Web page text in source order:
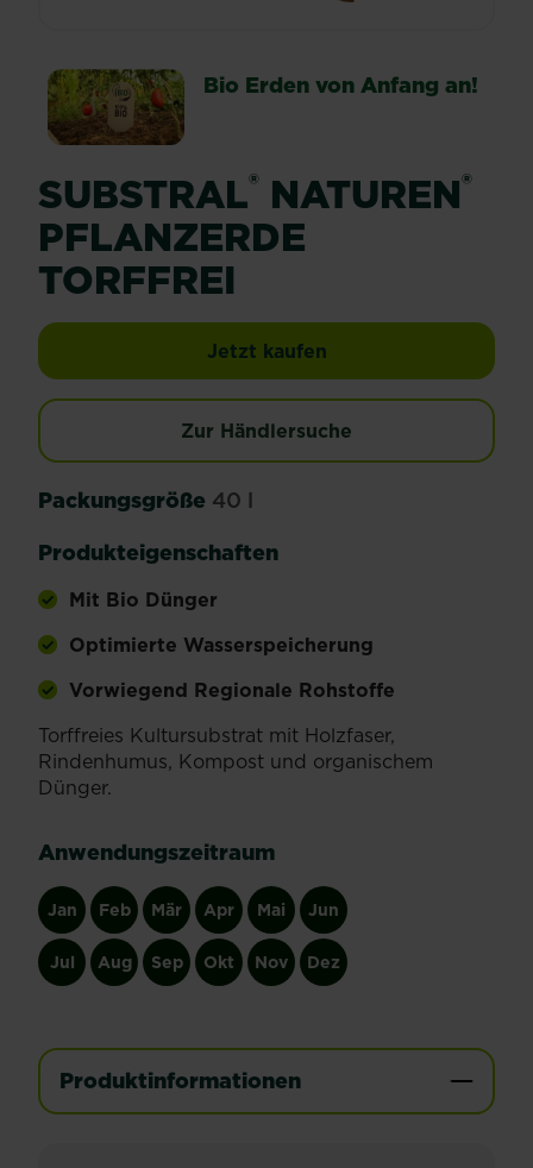
Bio Erden von Anfang an!
SUBSTRAL® NATUREN®
PFLANZERDE
TORFFREI
Jetzt kaufenSUBSTRAL®
Zur Händlersuche
Packungsgröße 40 l
Produkteigenschaften
Mit Bio Dünger
Optimierte Wasserspeicherung
Vorwiegend Regionale Rohstoffe
Torffreies Kultursubstrat mit Holzfaser,
Rindenhumus, Kompost und organischem
Dünger.
Anwendungszeitraum
Jan Feb Mär Apr Mai Jun
Jul Aug Sep Okt Nov Dez
Produktinformationen